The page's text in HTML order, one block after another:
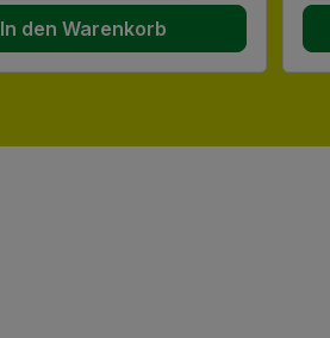
In den Warenkorb